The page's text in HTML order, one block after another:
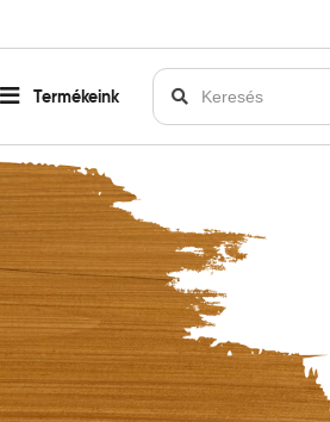
Termékeink
Webshopunk hamarosan bezárásra